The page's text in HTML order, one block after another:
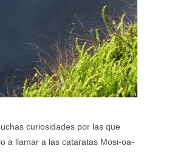
curiosidades por las que
a llamar a las cataratas Mosi-oa-